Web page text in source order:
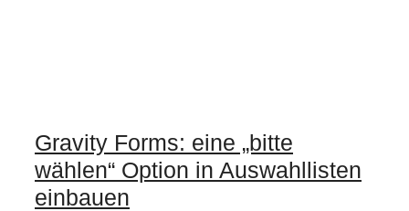
Gravity Forms: eine „bitte
wählen“ Option in Auswahllisten
einbauen